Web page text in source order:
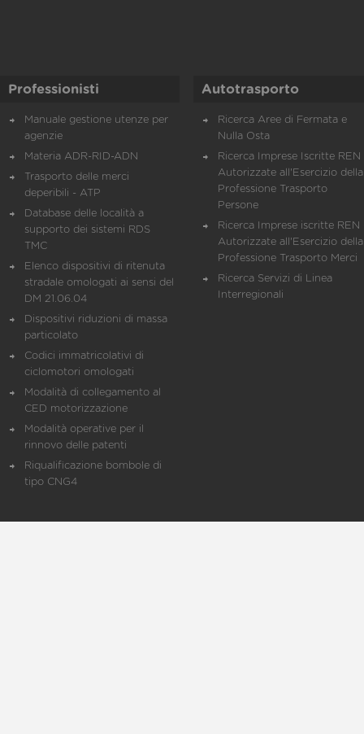
Professionisti
Manuale gestione utenze per
agenzie
Materia ADR-RID-ADN
Trasporto delle merci
deperibili - ATP
Database delle località a
supporto dei sistemi RDS
TMC
Elenco dispositivi di ritenuta
stradale omologati ai sensi del
DM 21.06.04
Dispositivi riduzioni di massa
particolato
Codici immatricolativi di
ciclomotori omologati
Modalità di collegamento al
CED motorizzazione
Modalità operative per il
rinnovo delle patenti
Riqualificazione bombole di
tipo CNG4
Autotrasporto
Ricerca Aree di Fermata e
Nulla Osta
Ricerca Imprese Iscritte REN
Autorizzate all'Esercizio della
Professione Trasporto
Persone
Ricerca Imprese iscritte REN
Autorizzate all'Esercizio della
Professione Trasporto Merci
Ricerca Servizi di Linea
Interregionali